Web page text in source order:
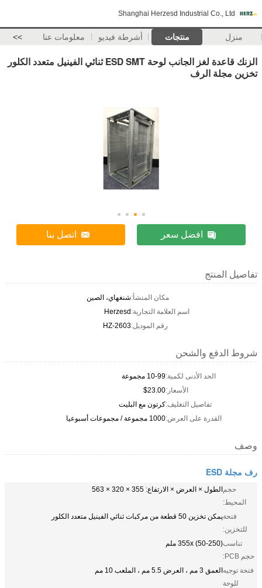
Shanghai Herzesd Industrial Co., Ltd
منزل منتجات أشرطة فيديو معلومات عنا >>
الزنك قاعدة لغز الجانب لوحة ESD SMT ثنائي الفينيل متعدد الكلور
تخزين مجلة الرف
افضل سعر اتصل بنا
تفاصيل المنتج
مكان المنشأ:شنغهاي، الصين
اسم العلامة التجارية:Herzesd
رقم الموديل:HZ-2603
شروط الدفع والشحن
الحد الأدنى لكمية:10-99 مجموعة
الأسعار:$23.00
تفاصيل التغليف:كرتون مع البليت
القدرة على العرض:1000 مجموعة / مجموعات أسبوعيا
وصف
رف مجلة ESD
حجم
المحيط:
الطول × العرض × الارتفاع: 355 × 320 × 563
فتحة
للتخزين:
يمكن تخزين 50 قطعة من مركبات ثنائي الفينيل متعدد الكلور
تناسب
حجم PCB:
355x (50-250) ملم
فتحة توجيه
للوحة
العمق 3 مم ، العرض 5.5 مم ، الملعب 10 مم